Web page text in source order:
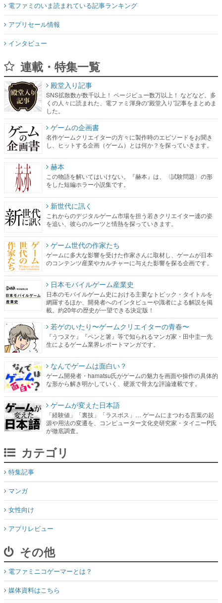
電ファミのいま読まれている記事ランキング
アプリセール情報
インタビュー
連載・特集一覧
殿堂入り記事
SNS拡散数が数千以上！ ページビュー数万以上！ などなど。多
くの人々に読まれた、電ファミ渾身の“殿堂入り”記事をまとめま
した。
ゲームの企画書
名作ゲームクリエイターの方々に製作時のエピソードをお聞き
し、ヒットする企画（ゲーム）とは何か？を探っていきます。
赫本
この物語を解いてはいけない。『赫本』は、〈試験問題〉の形
をした短編ホラー小説集です。
新世代に訊く
これからのデジタルゲーム市場を担う若きクリエイター達の姿
を追い、彼らのルーツと情熱を探っていきます。
ゲーム世代の作家たち
ゲームに多大な影響を受けた作家さんに取材し、ゲームが日本
のコンテンツ産業やカルチャーに与えた影響を探る企画です。
日本モバイルゲーム産業史
日本のモバイルゲーム史における主要なトピック・タイトルを
網羅するほか、開発者へのインタビューや識者による解説を掲
載。約20年の歴史が一望できる決定版！
若ゲのいたり〜ゲームクリエイターの青春〜
『うつヌケ』『ペンと箸』等で知られるマンガ家・田中圭一先
生によるゲーム業界レポートマンガです。
なんでゲームは面白い？
ゲーム開発者・hamatsu氏がゲームの魅力を画面や操作の具体的
な形から解き明かしていく、硬派で骨太な評論連載です。
ゲームが変えた日本語
「経験値」「裏技」「ラスボス」… ゲームにまつわる言葉の起
源や用法の変遷を、コンピューター文化史研究家・タイニーP氏
が徹底調査。
カテゴリ
特集記事
マンガ
女性向け
アプリレビュー
その他
電ファミニコゲーマーとは？
媒体資料はこちら